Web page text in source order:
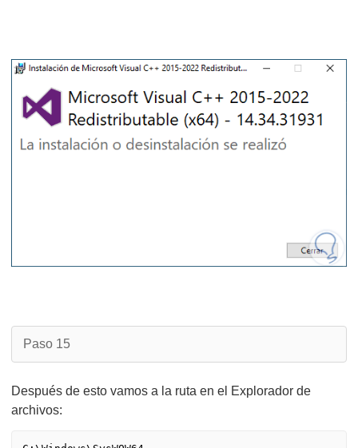
Paso 15
Después de esto vamos a la ruta en el Explorador de
archivos: